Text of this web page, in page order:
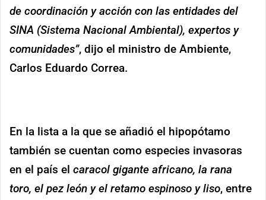
de coordinación y acción con las entidades del
SINA (Sistema Nacional Ambiental), expertos y
comunidades”, dijo el ministro de Ambiente,
Carlos Eduardo Correa.
En la lista a la que se añadió el hipopótamo
también se cuentan como especies invasoras
en el país el caracol gigante africano, la rana
toro, el pez león y el retamo espinoso y liso, entre